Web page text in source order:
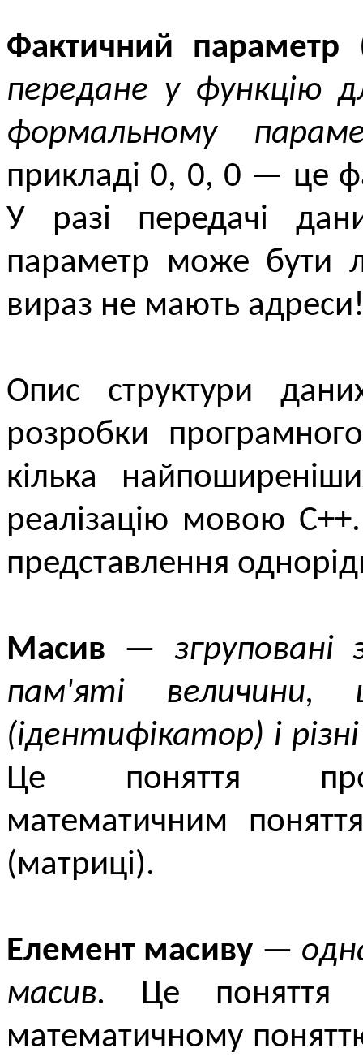
Фактичний параметр
передане у функцію
формальному
прикладі 0, 0, 0 — це
У разі передачі
параметр може бути
вираз не мають
Опис структури
розробки
кілька
реалізацію мовою
представлення
Масив —
пам'яті
(ідентифікатор) і
Це поняття
математичним
(матриці).
Елемент масиву —
масив. Це поняття
математичному